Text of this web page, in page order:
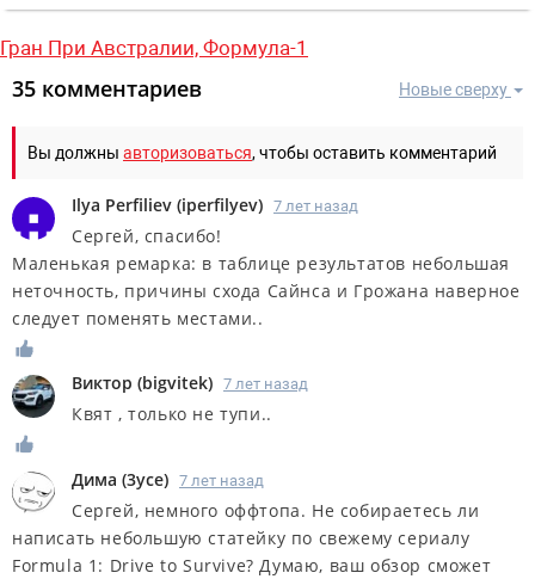
Гран При Австралии, Формула-1
Новые сверху
35 комментариев
Вы должны авторизоваться, чтобы оставить комментарий
Ilya Perfiliev (iperfilyev) 7 лет назад
Сергей, спасибо!
Маленькая ремарка: в таблице результатов небольшая
неточность, причины схода Сайнса и Грожана наверное
следует поменять местами..
Виктор (bigvitek) 7 лет назад
Квят , только не тупи..
Дима (3yce) 7 лет назад
Сергей, немного оффтопа. Не собираетесь ли
написать небольшую статейку по свежему сериалу
Formula 1: Drive to Survive? Думаю, ваш обзор сможет